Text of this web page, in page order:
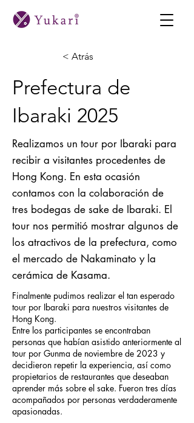
< Atrás
Prefectura de
Ibaraki 2025
Realizamos un tour por Ibaraki para
recibir a visitantes procedentes de
Hong Kong. En esta ocasión
contamos con la colaboración de
tres bodegas de sake de Ibaraki. El
tour nos permitió mostrar algunos de
los atractivos de la prefectura, como
el mercado de Nakaminato y la
cerámica de Kasama.
Finalmente pudimos realizar el tan esperado
tour por Ibaraki para nuestros visitantes de
Hong Kong.
Entre los participantes se encontraban
personas que habían asistido anteriormente al
tour por Gunma de noviembre de 2023 y
decidieron repetir la experiencia, así como
propietarios de restaurantes que deseaban
aprender más sobre el sake. Fueron tres días
acompañados por personas verdaderamente
apasionadas.